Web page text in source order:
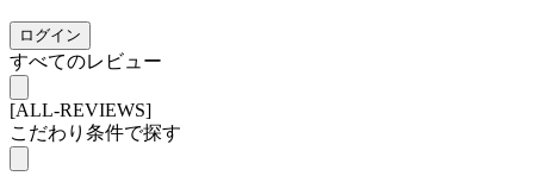
ログイン
すべてのレビュー
[ALL-REVIEWS]
こだわり条件で探す